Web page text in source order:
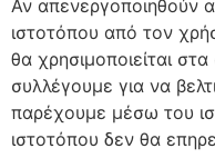
Αν απενεργοποιηθούν
ιστοτόπου από τον
θα χρησιμοποιείται
συλλέγουμε για να
παρέχουμε μέσω του
ιστοτόπου δεν θα